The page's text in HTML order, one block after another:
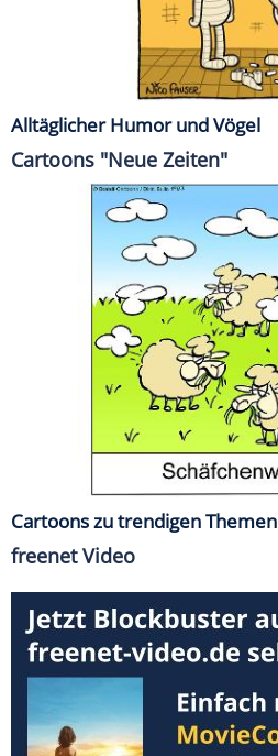
Alltäglicher Humor und Vögel
Cartoons "Neue Zeiten"
Cartoons zu trendigen Themen
freenet Video